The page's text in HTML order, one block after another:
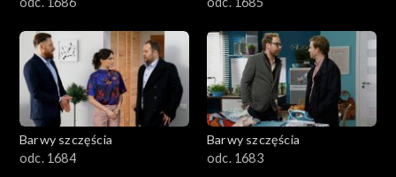
Barwy szczęścia
odc. 1684
Barwy szczęścia
odc. 1683